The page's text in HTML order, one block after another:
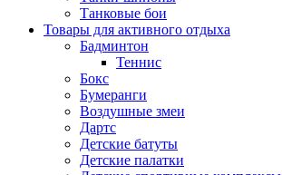
Танковые бои
Товары для активного отдыха
Бадминтон
Теннис
Бокс
Бумеранги
Воздушные змеи
Дартс
Детские батуты
Детские палатки